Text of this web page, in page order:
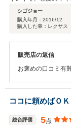
シゴジョー
購入年月： 2016/12
購入した車：レクサ
販売店の返信
お褒めの口コミ有
ココに頼めばＯＫ
総合評価 5点